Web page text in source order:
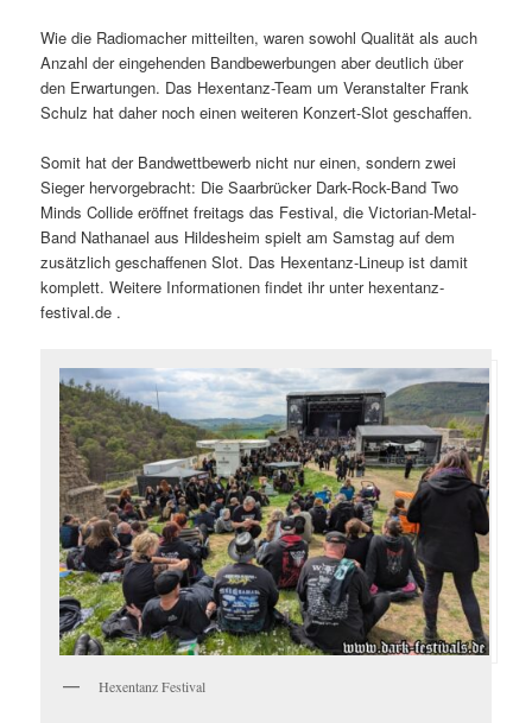
Wie die Radiomacher mitteilten, waren sowohl Qualität als auch
Anzahl der eingehenden Bandbewerbungen aber deutlich über
den Erwartungen. Das Hexentanz-Team um Veranstalter Frank
Schulz hat daher noch einen weiteren Konzert-Slot geschaffen.
Somit hat der Bandwettbewerb nicht nur einen, sondern zwei
Sieger hervorgebracht: Die Saarbrücker Dark-Rock-Band Two
Minds Collide eröffnet freitags das Festival, die Victorian-Metal-
Band Nathanael aus Hildesheim spielt am Samstag auf dem
zusätzlich geschaffenen Slot. Das Hexentanz-Lineup ist damit
komplett. Weitere Informationen findet ihr unter hexentanz-
festival.de .
Hexentanz Festival